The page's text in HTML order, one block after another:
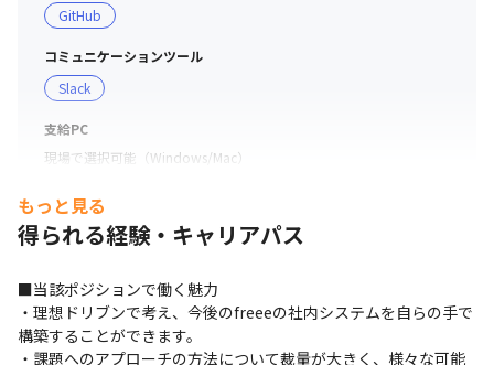
GitHub
コミュニケーションツール
Slack
支給PC
現場で選択可能（Windows/Mac）
もっと見る
得られる経験・キャリアパス
■当該ポジションで働く魅力
・理想ドリブンで考え、今後のfreeeの社内システムを自らの手で
構築することができます。
・課題へのアプローチの方法について裁量が大きく、様々な可能